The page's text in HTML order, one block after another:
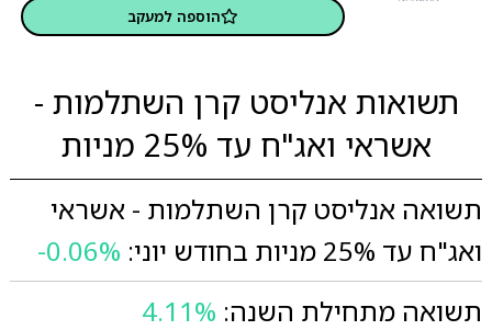
הוספה למעקב
תשואות אנליסט קרן השתלמות -
אשראי ואג"ח עד 25% מניות
תשואה אנליסט קרן השתלמות - אשראי
ואג"ח עד 25% מניות בחודש יוני:
-0.06%
תשואה מתחילת השנה: 4.11%